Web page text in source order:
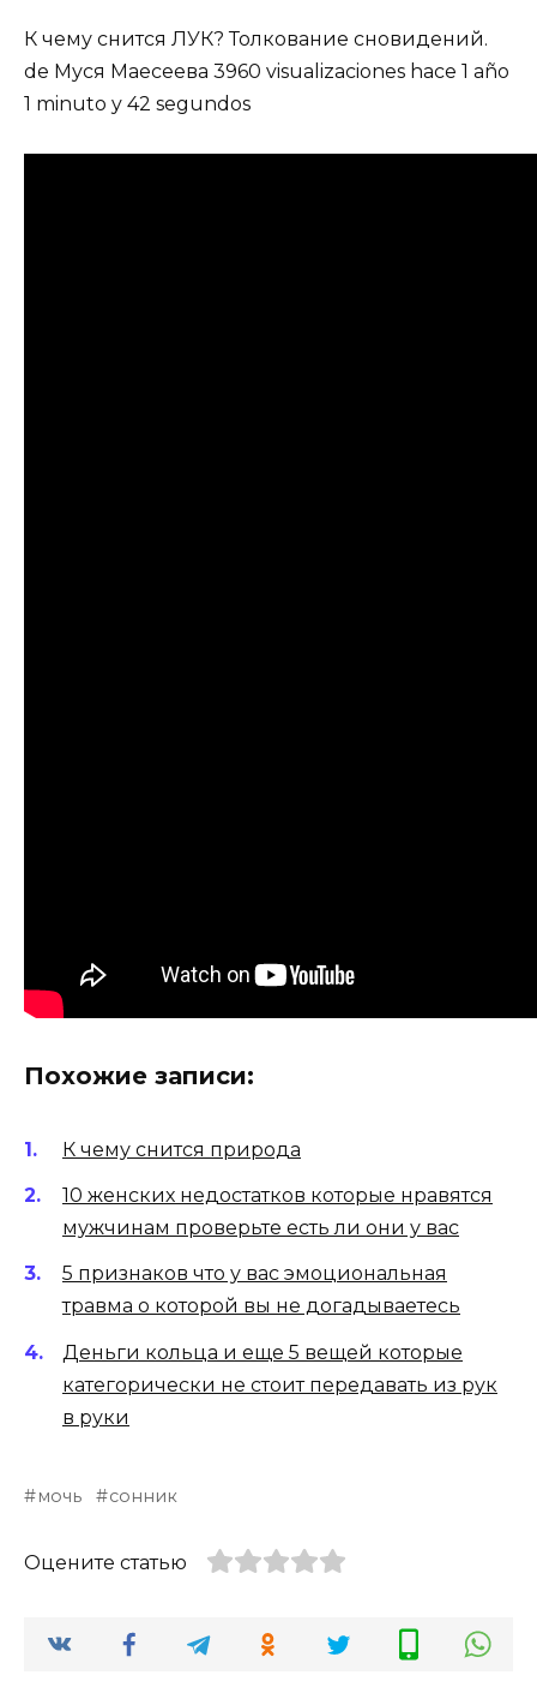
К чему снится ЛУК? Толкование сновидений.
de Муся Маесеева 3960 visualizaciones hace 1 año
1 minuto y 42 segundos
Похожие записи:
К чему снится природа
10 женских недостатков которые нравятся
мужчинам проверьте есть ли они у вас
5 признаков что у вас эмоциональная
травма о которой вы не догадываетесь
Деньги кольца и еще 5 вещей которые
категорически не стоит передавать из рук
в руки
мочь сонник
Оцените статью